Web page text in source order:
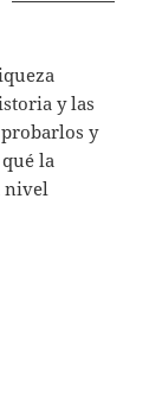
y las
y
la
nivel